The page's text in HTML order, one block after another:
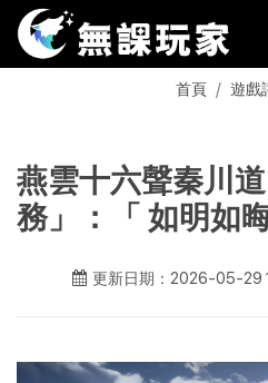
首頁 遊戲
燕雲十六聲秦川
務」：「 如明如
更新日期：2026-05-29